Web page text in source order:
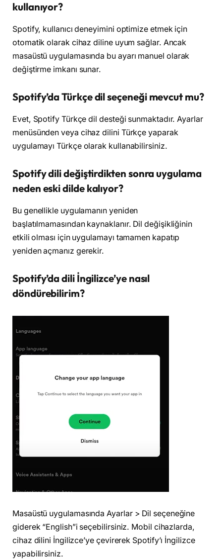
kullanıyor?
Spotify, kullanıcı deneyimini optimize etmek için
otomatik olarak cihaz diline uyum sağlar. Ancak
masaüstü uygulamasında bu ayarı manuel olarak
değiştirme imkanı sunar.
Spotify’da Türkçe dil seçeneği mevcut mu?
Evet, Spotify Türkçe dil desteği sunmaktadır. Ayarlar
menüsünden veya cihaz dilini Türkçe yaparak
uygulamayı Türkçe olarak kullanabilirsiniz.
Spotify dili değiştirdikten sonra uygulama
neden eski dilde kalıyor?
Bu genellikle uygulamanın yeniden
başlatılmamasından kaynaklanır. Dil değişikliğinin
etkili olması için uygulamayı tamamen kapatıp
yeniden açmanız gerekir.
Spotify’da dili İngilizce’ye nasıl
döndürebilirim?
Masaüstü uygulamasında Ayarlar > Dil seçeneğine
giderek “English”i seçebilirsiniz. Mobil cihazlarda,
cihaz dilini İngilizce’ye çevirerek Spotify’ı İngilizce
yapabilirsiniz.